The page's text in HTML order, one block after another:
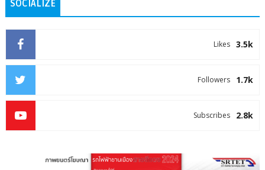
SOCIALIZE
3.5k
Likes
1.7k
Followers
2.8k
Subscribes